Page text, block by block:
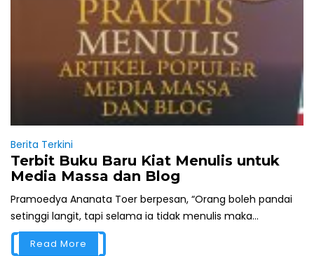
Berita Terkini
Terbit Buku Baru Kiat Menulis untuk
Media Massa dan Blog
Pramoedya Ananata Toer berpesan, “Orang boleh pandai
setinggi langit, tapi selama ia tidak menulis maka...
Read More